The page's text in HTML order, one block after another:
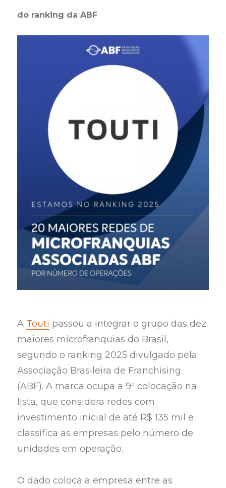
do ranking da ABF
A Touti passou a integrar o grupo das dez
maiores microfranquias do Brasil,
segundo o ranking 2025 divulgado pela
Associação Brasileira de Franchising
(ABF). A marca ocupa a 9ª colocação na
lista, que considera redes com
investimento inicial de até R$ 135 mil e
classifica as empresas pelo número de
unidades em operação.
O dado coloca a empresa entre as